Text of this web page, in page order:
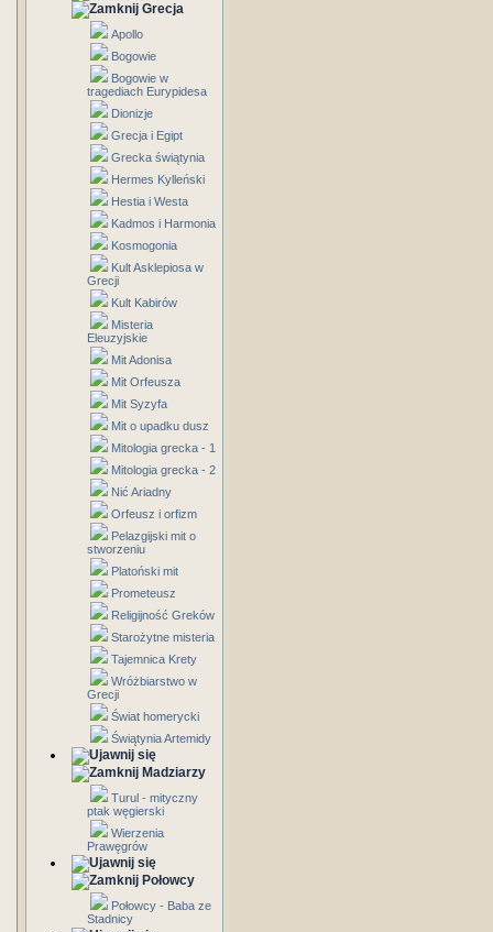
Grecja
Apollo
Bogowie
Bogowie w
tragediach Eurypidesa
Dionizje
Grecja i Egipt
Grecka świątynia
Hermes Kylleński
Hestia i Westa
Kadmos i Harmonia
Kosmogonia
Kult Asklepiosa w
Grecji
Kult Kabirów
Misteria
Eleuzyjskie
Mit Adonisa
Mit Orfeusza
Mit Syzyfa
Mit o upadku dusz
Mitologia grecka - 1
Mitologia grecka - 2
Nić Ariadny
Orfeusz i orfizm
Pelazgijski mit o
stworzeniu
Platoński mit
Prometeusz
Religijność Greków
Starożytne misteria
Tajemnica Krety
Wróżbiarstwo w
Grecji
Świat homerycki
Świątynia Artemidy
Madziarzy
Turul - mityczny
ptak węgierski
Wierzenia
Prawęgrów
Połowcy
Połowcy - Baba ze
Stadnicy